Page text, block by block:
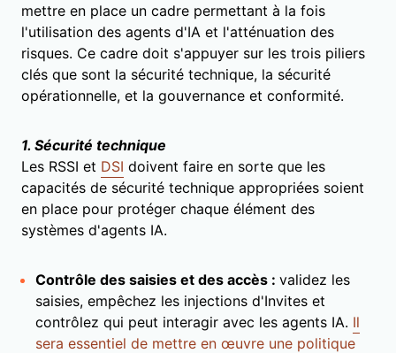
mettre en place un cadre permettant à la fois
l'utilisation des agents d'IA et l'atténuation des
risques. Ce cadre doit s'appuyer sur les trois piliers
clés que sont la sécurité technique, la sécurité
opérationnelle, et la gouvernance et conformité.
1. Sécurité technique
Les RSSI et DSI doivent faire en sorte que les
capacités de sécurité technique appropriées soient
en place pour protéger chaque élément des
systèmes d'agents IA.
Contrôle des saisies et des accès : validez les
saisies, empêchez les injections d'Invites et
contrôlez qui peut interagir avec les agents IA. Il
sera essentiel de mettre en œuvre une politique